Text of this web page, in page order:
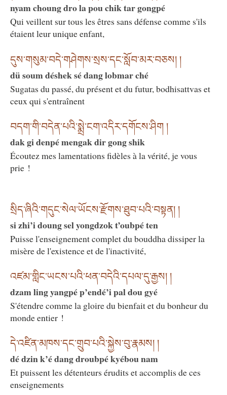
nyam choung dro la pou chik tar gongpé
Qui veillent sur tous les êtres sans défense comme s'ils
étaient leur unique enfant,
དུས་གསུམ་བདེ་གཤེགས་སྲས་དང་སློབ་མར་བཅས། །
dü soum déshek sé dang lobmar ché
Sugatas du passé, du présent et du futur, bodhisattvas et
ceux qui s'entraînent
བདག་གི་བདེན་པའི་སྨྲེ་ངག་འདིར་དགོངས་ཤིག །
dak gi denpé mengak dir gong shik
Écoutez mes lamentations fidèles à la vérité, je vous
prie !
སྲིད་ཞིའི་གདུང་སེལ་ཡོངས་རྫོགས་ཐུབ་པའི་བསྟན། །
si zhi’i doung sel yongdzok t’oubpé ten
Puisse l'enseignement complet du bouddha dissiper la
misère de l'existence et de l'inactivité,
འཛམ་གླིང་ཡངས་པའི་ཕན་བདེའི་དཔལ་དུ་རྒྱས། །
dzam ling yangpé p’endé’i pal dou gyé
S'étendre comme la gloire du bienfait et du bonheur du
monde entier !
དེ་འཛིན་མཁས་དང་གྲུབ་པའི་སྐྱེས་བུ་རྣམས། །
dé dzin k’é dang droubpé kyébou nam
Et puissent les détenteurs érudits et accomplis de ces
enseignements